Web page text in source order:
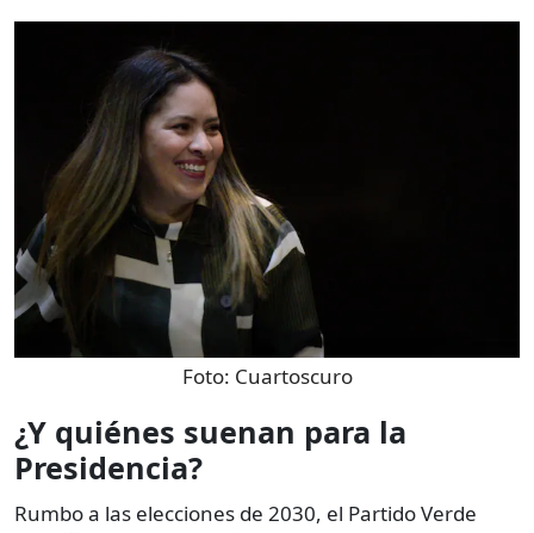
Foto: Cuartoscuro
¿Y quiénes suenan para la
Presidencia?
Rumbo a las elecciones de 2030, el Partido Verde